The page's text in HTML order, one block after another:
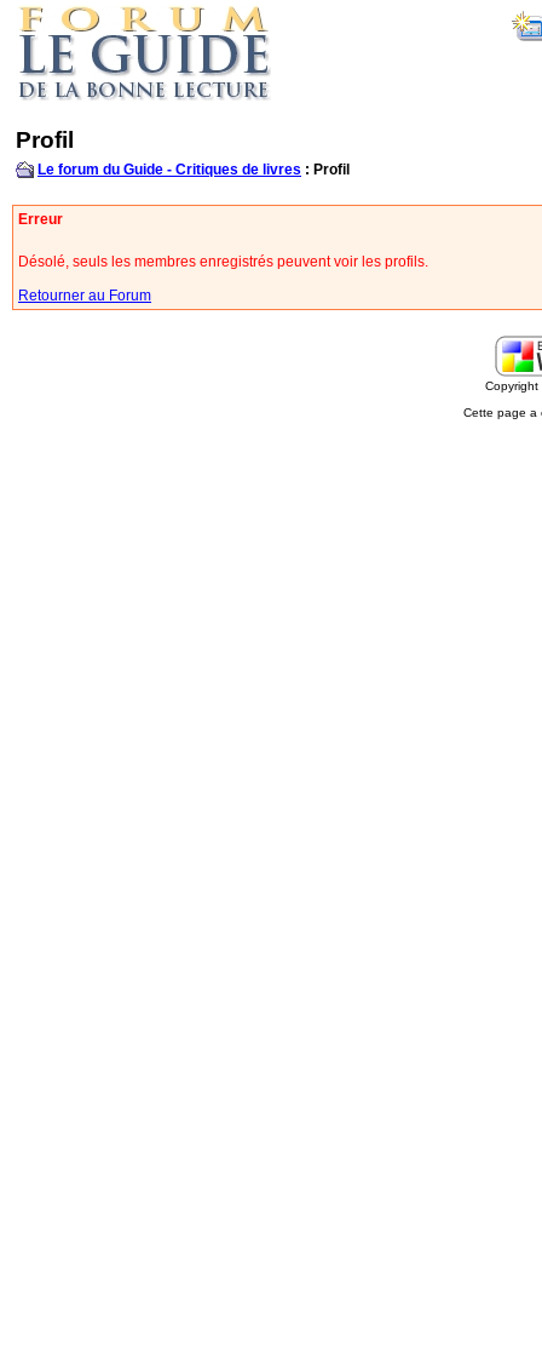
Profil
Le forum du Guide - Critiques de livres : Profil
Erreur
Désolé, seuls les membres enregistrés peuvent voir les profils.
Retourner au Forum
Cette page a